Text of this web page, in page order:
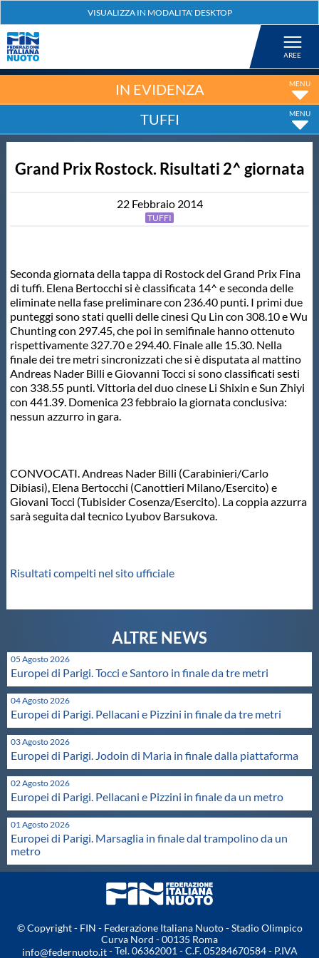
Nuoto
Tuffi
Salvamento
Master
Formazione
Scuole Nuoto
Propaganda
Centri Federali
Area Legislativa
Protezione Civile
Qualità
Sostenibilità
Privacy
Cookie Policy
Archivio News
IN EVIDENZA
TUFFI
Grand Prix Rostock. Risultati 2^ giornata
22 Febbraio 2014
TUFFI
Seconda giornata della tappa di Rostock del Grand Prix Fina
di tuffi. Elena Bertocchi si è classificata 14^ e seconda delle
eliminate nella fase preliminare con 236.40 punti. I primi due
punteggi sono stati quelli delle cinesi Qu Lin con 308.10 e Wu
Chunting con 297.45, che poi in semifinale hanno ottenuto
rispettivamente 327.70 e 294.40. Finale alle 15.30. Nella
finale dei tre metri sincronizzati che si è disputata al mattino
Andreas Nader Billi e Giovanni Tocci si sono classificati sesti
con 338.55 punti. Vittoria del duo cinese Li Shixin e Sun Zhiyi
con 441.39. Domenica 23 febbraio la giornata conclusiva:
nessun azzurro in gara.
CONVOCATI. Andreas Nader Billi (Carabinieri/Carlo
Dibiasi), Elena Bertocchi (Canottieri Milano/Esercito) e
Giovani Tocci (Tubisider Cosenza/Esercito). La coppia azzurra
sarà seguita dal tecnico Lyubov Barsukova.
Risultati compelti nel sito ufficiale
05 Agosto 2026
Europei di Parigi. Tocci e Santoro in finale da tre metri
04 Agosto 2026
Europei di Parigi. Pellacani e Pizzini in finale da tre metri
03 Agosto 2026
Europei di Parigi. Jodoin di Maria in finale dalla piattaforma
02 Agosto 2026
Europei di Parigi. Pellacani e Pizzini in finale da un metro
01 Agosto 2026
Europei di Parigi. Marsaglia in finale dal trampolino da un
metro
© Copyright - FIN - Federazione Italiana Nuoto - Stadio Olimpico
Curva Nord - 00135 Roma
info@federnuoto.it- Tel. 06362001 - C.F. 05284670584 - P.IVA